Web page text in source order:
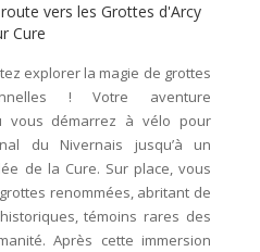
vers les Grottes d'Arcy
Cure
explorer la magie de grottes
! Votre aventure
vous démarrez à vélo pour
du Nivernais jusqu’à un
de la Cure. Sur place, vous
renommées, abritant de
témoins rares des
Après cette immersion